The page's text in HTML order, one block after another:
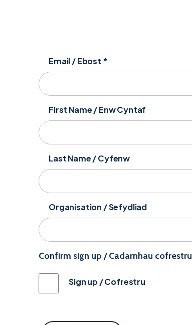
Email / Ebost *
First Name / Enw Cyntaf
Last Name / Cyfenw
Organisation / Sefydliad
Confirm sign up / Cadarnhau cofrestru
Sign up / Cofrestru